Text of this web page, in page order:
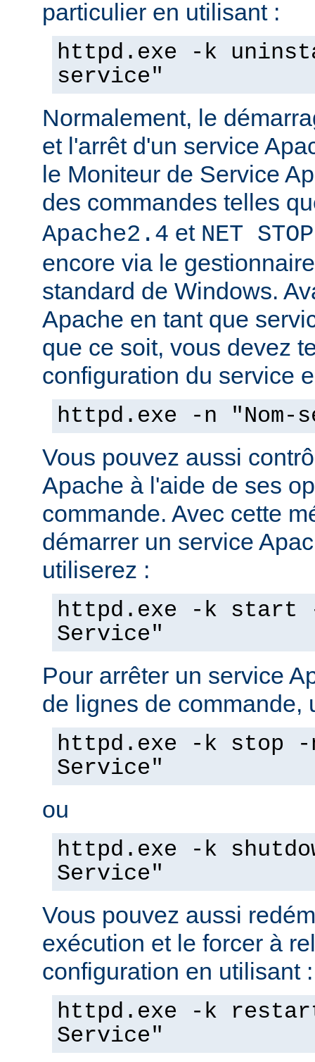
particulier en utilisant :
httpd.exe -k
service"
Normalement, le
et l'arrêt d'un service
le Moniteur de Service
des commandes telles
Apache2.4 et NET
encore via le
standard de Windows.
Apache en tant que
que ce soit, vous devez
configuration du service
httpd.exe -n
Vous pouvez aussi
Apache à l'aide de ses
commande. Avec cette
démarrer un service
utiliserez :
httpd.exe -k start -
Service"
Pour arrêter un service
de lignes de commande,
httpd.exe -k stop -
Service"
ou
httpd.exe -k
Service"
Vous pouvez aussi
exécution et le forcer à
configuration en utilisant :
httpd.exe -k
Service"